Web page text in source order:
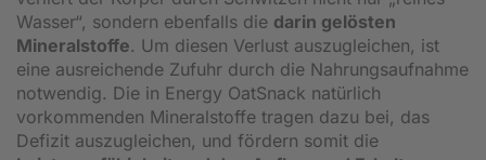
Wasser“, sondern ebenfalls die darin gelösten
Mineralstoffe. Um diesen Verlust auszugleichen, ist
eine ausreichende Zufuhr durch die Nahrungsaufnahme
notwendig. Die in Energy OatSnack natürlich
vorkommenden Mineralstoffe tragen dazu bei, das
Defizit auszugleichen, und fördern somit die